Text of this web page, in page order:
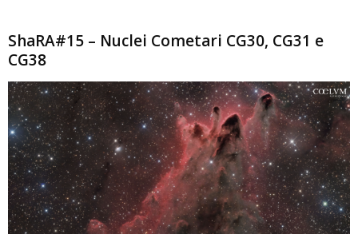
ShaRA#15 – Nuclei Cometari CG30, CG31 e
CG38